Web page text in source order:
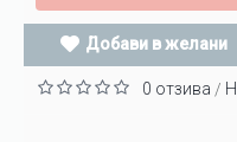
Добави в желани
0 отзива /